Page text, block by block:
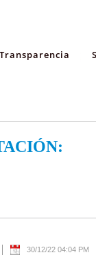
Transparencia
30/12/22 04:04 PM